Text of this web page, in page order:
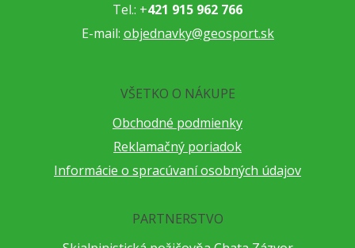
Tel.: +421 915 962 766
E-mail: objednavky@geosport.sk
VŠETKO O NÁKUPE
Obchodné podmienky
Reklamačný poriadok
Informácie o spracúvaní osobných údajov
PARTNERSTVO